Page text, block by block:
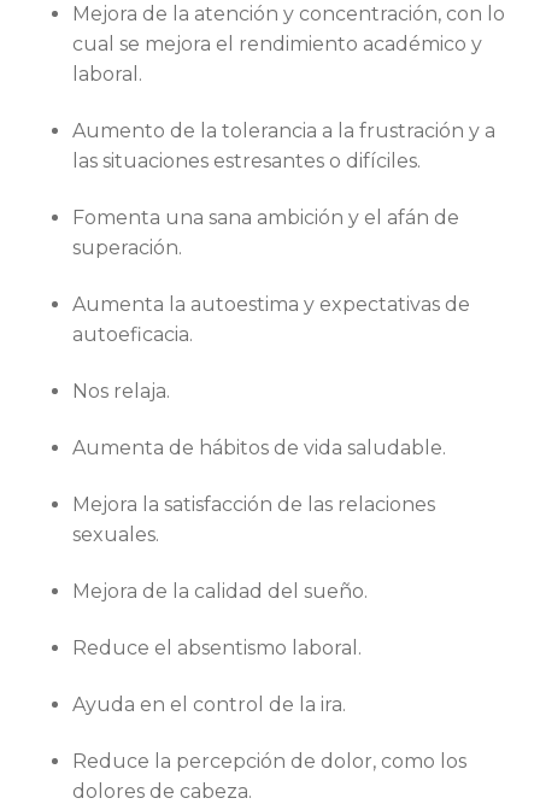
Mejora de la atención y concentración, con lo
cual se mejora el rendimiento académico y
laboral.
Aumento de la tolerancia a la frustración y a
las situaciones estresantes o difíciles.
Fomenta una sana ambición y el afán de
superación.
Aumenta la autoestima y expectativas de
autoeficacia.
Nos relaja.
Aumenta de hábitos de vida saludable.
Mejora la satisfacción de las relaciones
sexuales.
Mejora de la calidad del sueño.
Reduce el absentismo laboral.
Ayuda en el control de la ira.
Reduce la percepción de dolor, como los
dolores de cabeza.